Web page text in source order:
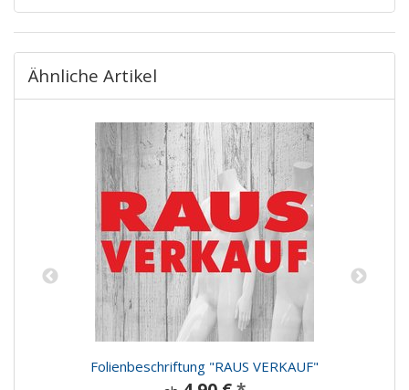
Ähnliche Artikel
Folienbeschriftung "RAUS VERKAUF"